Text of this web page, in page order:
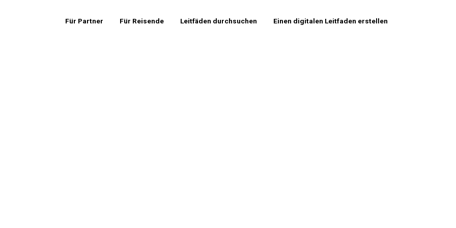
Für Partner Für Reisende Leitfäden durchsuchen Einen digitalen Leitfaden erstellen